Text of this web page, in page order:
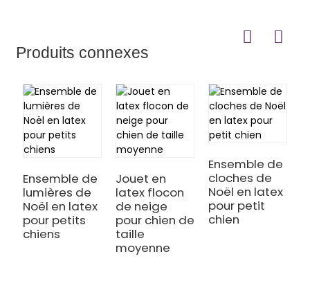
Produits connexes
Ensemble de
lumières de
Noël en latex
pour petits
chiens
Jouet en
latex flocon
de neige
pour chien de
taille
moyenne
Ensemble de
cloches de
Noël en latex
pour petit
chien